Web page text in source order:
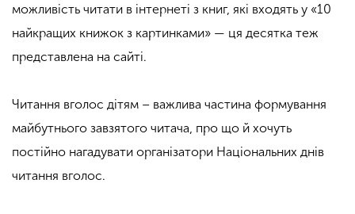
можливість читати в інтернеті з книг, які входять у «10
найкращих книжок з картинками» — ця десятка теж
представлена на сайті.
Читання вголос дітям – важлива частина формування
майбутнього завзятого читача, про що й хочуть
постійно нагадувати організатори Національних днів
читання вголос.